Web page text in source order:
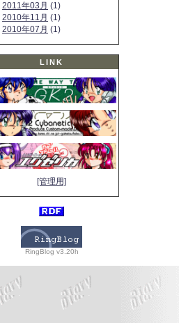
2011年03月 (1)
2010年11月 (1)
2010年07月 (1)
LINK
[管理用]
RingBlog v3.20h